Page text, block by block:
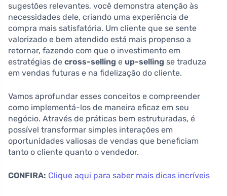
sugestões relevantes, você demonstra atenção às
necessidades dele, criando uma experiência de
compra mais satisfatória. Um cliente que se sente
valorizado e bem atendido está mais propenso a
retornar, fazendo com que o investimento em
estratégias de cross-selling e up-selling se traduza
em vendas futuras e na fidelização do cliente.
Vamos aprofundar esses conceitos e compreender
como implementá-los de maneira eficaz em seu
negócio. Através de práticas bem estruturadas, é
possível transformar simples interações em
oportunidades valiosas de vendas que beneficiam
tanto o cliente quanto o vendedor.
CONFIRA: Clique aqui para saber mais dicas incríveis